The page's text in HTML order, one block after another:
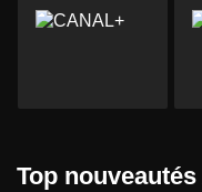
Top